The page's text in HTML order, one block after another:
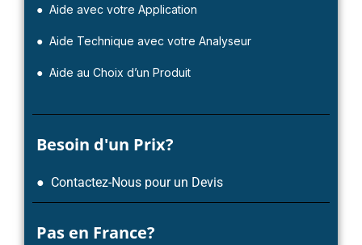
● Aide avec votre Application
● Aide Technique avec votre Analyseur
● Aide au Choix d’un Produit
Besoin d'un Prix?
● Contactez-Nous pour un Devis
Pas en France?